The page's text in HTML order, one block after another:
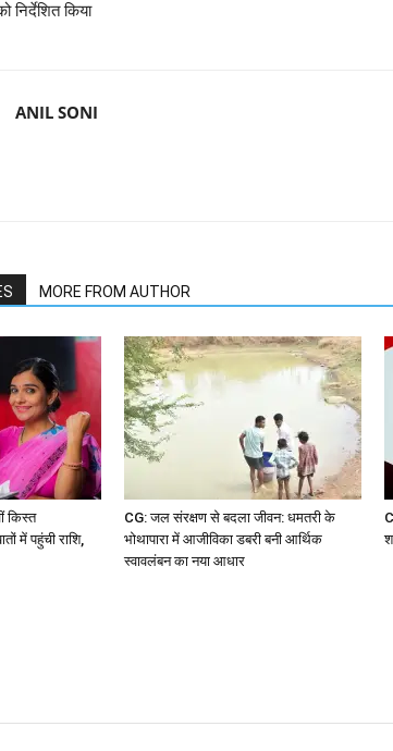
निर्देशित किया
ANIL SONI
MORE FROM AUTHOR
किस्त
में पहुंची राशि,
CG: जल संरक्षण से बदला जीवन: धमतरी के
भोथापारा में आजीविका डबरी बनी आर्थिक
स्वावलंबन का नया आधार